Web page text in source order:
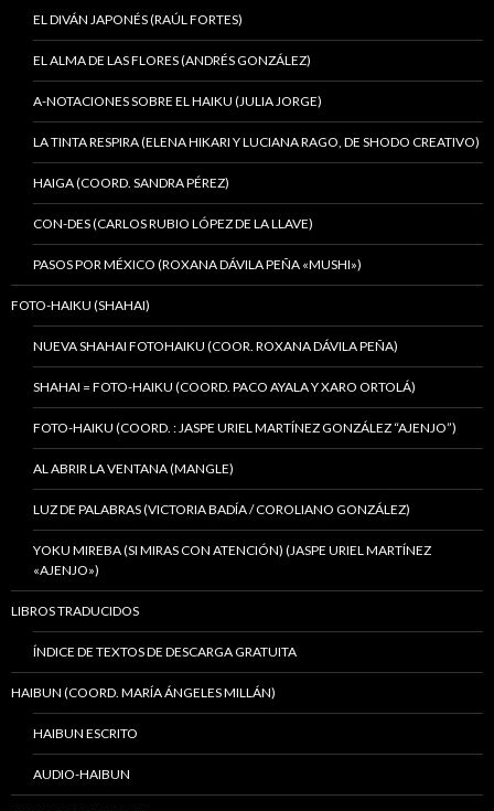
EL DIVÁN JAPONÉS (RAÚL FORTES)
EL ALMA DE LAS FLORES (ANDRÉS GONZÁLEZ)
A-NOTACIONES SOBRE EL HAIKU (JULIA JORGE)
LA TINTA RESPIRA (ELENA HIKARI Y LUCIANA RAGO, DE SHODO CREATIVO)
HAIGA (COORD. SANDRA PÉREZ)
CON-DES (CARLOS RUBIO LÓPEZ DE LA LLAVE)
PASOS POR MÉXICO (ROXANA DÁVILA PEÑA «MUSHI»)
FOTO-HAIKU (SHAHAI)
NUEVA SHAHAI FOTOHAIKU (COOR. ROXANA DÁVILA PEÑA)
SHAHAI = FOTO-HAIKU (COORD. PACO AYALA Y XARO ORTOLÁ)
FOTO-HAIKU (COORD. : JASPE URIEL MARTÍNEZ GONZÁLEZ “AJENJO”)
AL ABRIR LA VENTANA (MANGLE)
LUZ DE PALABRAS (VICTORIA BADÍA / COROLIANO GONZÁLEZ)
YOKU MIREBA (SI MIRAS CON ATENCIÓN) (JASPE URIEL MARTÍNEZ
«AJENJO»)
LIBROS TRADUCIDOS
ÍNDICE DE TEXTOS DE DESCARGA GRATUITA
HAIBUN (COORD. MARÍA ÁNGELES MILLÁN)
HAIBUN ESCRITO
AUDIO-HAIBUN